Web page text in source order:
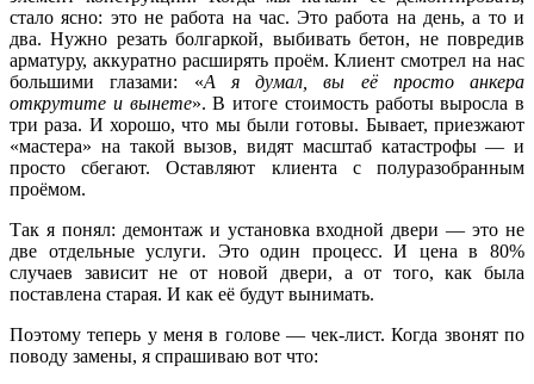
стало ясно: это не работа на час. Это работа на день, а то и
два. Нужно резать болгаркой, выбивать бетон, не повредив
арматуру, аккуратно расширять проём. Клиент смотрел на нас
большими глазами: «А я думал, вы её просто анкера
открутите и вынете». В итоге стоимость работы выросла в
три раза. И хорошо, что мы были готовы. Бывает, приезжают
«мастера» на такой вызов, видят масштаб катастрофы — и
просто сбегают. Оставляют клиента с полуразобранным
проёмом.
Так я понял: демонтаж и установка входной двери — это не
две отдельные услуги. Это один процесс. И цена в 80%
случаев зависит не от новой двери, а от того, как была
поставлена старая. И как её будут вынимать.
Поэтому теперь у меня в голове — чек-лист. Когда звонят по
поводу замены, я спрашиваю вот что: